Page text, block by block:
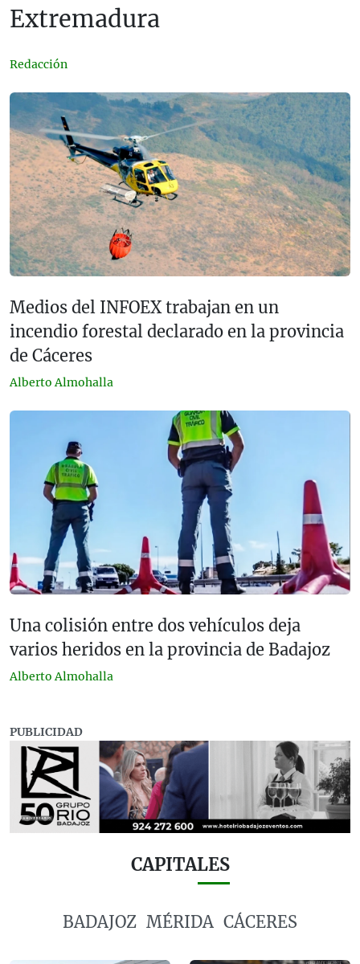
Extremadura
Redacción
Medios del INFOEX trabajan en un
incendio forestal declarado en la provincia
de Cáceres
Alberto Almohalla
Una colisión entre dos vehículos deja
varios heridos en la provincia de Badajoz
Alberto Almohalla
PUBLICIDAD
CAPITALES
BADAJOZ MÉRIDA CÁCERES